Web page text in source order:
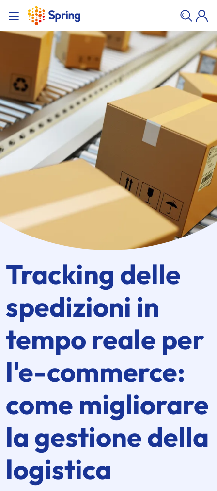
Tracking delle
spedizioni in
tempo reale per
l'e-commerce:
come migliorare
la gestione della
logistica